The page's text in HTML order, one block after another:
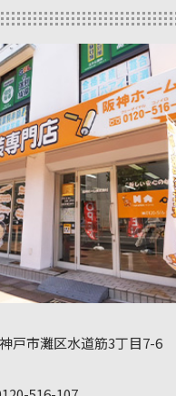
戸市灘区水道筋3丁目7-6